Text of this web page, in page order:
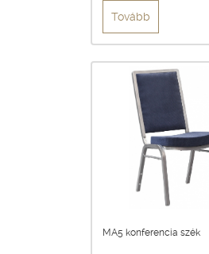
Tovább
MA5 konferencia szék